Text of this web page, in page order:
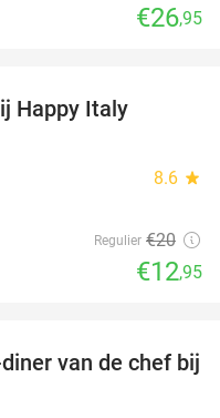
€26,95
Happy Italy
8.6 star
Regulier €20
€12,95
36%
van de chef bij